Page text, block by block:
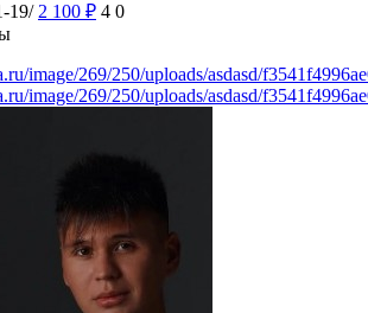
19/ 2 100 ₽ 4 0
image/269/250/uploads/asdasd/
image/269/250/uploads/asdasd/